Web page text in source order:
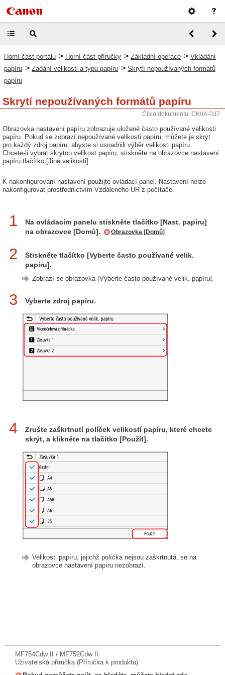
Horní část portálu > Horní část příručky > Základní operace > Vkládání
papíru > Zadání velikosti a typu papíru > Skrytí nepoužívaných formátů
papíru
Skrytí nepoužívaných formátů papíru
Číslo dokumentu: CK0A-037
Obrazovka nastavení papíru zobrazuje uložené často používané velikosti
papíru. Pokud se zobrazí nepoužívané velikosti papíru, můžete je skrýt
pro každý zdroj papíru, abyste si usnadnili výběr velikosti papíru.
Chcete-li vybrat skrytou velikost papíru, stiskněte na obrazovce nastavení
papíru tlačítko [Jiné velikosti].
K nakonfigurování nastavení použijte ovládací panel. Nastavení nelze
nakonfigurovat prostřednictvím Vzdáleného UR z počítače.
1
Na ovládacím panelu stiskněte tlačítko [Nast. papíru]
na obrazovce [Domů].
Obrazovka [Domů]
2
Stiskněte tlačítko [Vyberte často používané velik.
papíru].
Zobrazí se obrazovka [Vyberte často používané velik. papíru].
3 Vyberte zdroj papíru.
4
Zrušte zaškrtnutí políček velikostí papíru, které chcete
skrýt, a klikněte na tlačítko [Použít].
Velikosti papíru, jejichž políčka nejsou zaškrtnutá, se na
obrazovce nastavení papíru nezobrazí.
MF754Cdw II / MF752Cdw II
Uživatelská příručka (Příručka k produktu)